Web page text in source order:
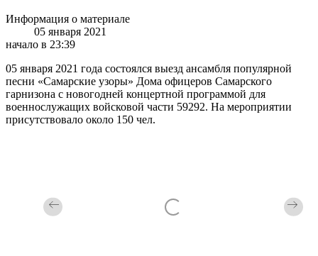
Информация о материале
05 января 2021
начало в 23:39
05 января 2021 года состоялся выезд ансамбля популярной
песни «Самарские узоры» Дома офицеров Самарского
гарнизона с новогодней концертной программой для
военнослужащих войсковой части 59292. На мероприятии
присутствовало около 150 чел.